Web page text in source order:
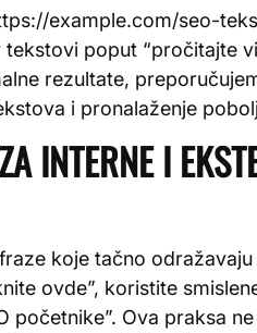
example.com/seo-
poput “pročitajte
rezultate,
i pronalaženje
INTERNE I
koje tačno
ovde”, koristite
početnike”. Ova praksa